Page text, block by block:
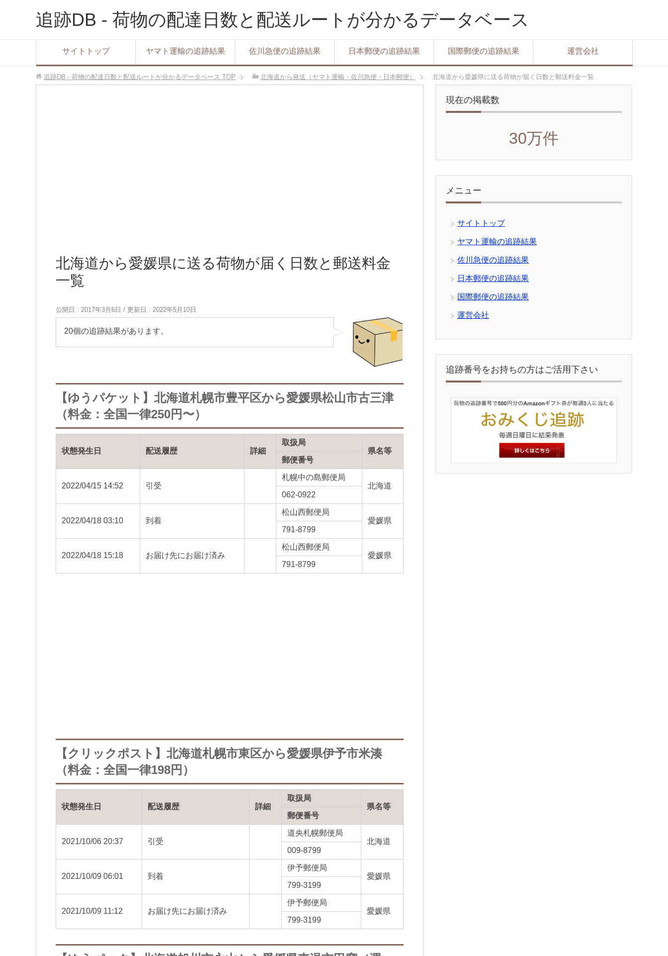
追跡DB - 荷物の配達日数と配送ルートが分かるデータベース
サイトトップ ヤマト運輸の追跡結果 佐川急便の追跡結果 日本郵便の追跡結果 国際郵便の追跡結果 運営会社
追跡DB - 荷物の配達日数と配送ルートが分かるデータベース TOP 北海道から発送（ヤマト運輸・佐川急便・日本郵便） 北海道から愛媛県に送る荷物が届く日数と郵送料金一覧
北海道から愛媛県に送る荷物が届く日数と郵送料金
一覧
公開日 : 2017年3月6日 / 更新日 : 2022年5月10日
20個の追跡結果があります。
【ゆうパケット】北海道札幌市豊平区から愛媛県松山市古三津
（料金：全国一律250円〜）
状態発生日 配送履歴 詳細
取扱局
県名等
郵便番号
2022/04/15 14:52 引受
札幌中の島郵便局
北海道
062-0922
2022/04/18 03:10 到着
松山西郵便局
愛媛県
791-8799
2022/04/18 15:18 お届け先にお届け済み
松山西郵便局
愛媛県
791-8799
【クリックポスト】北海道札幌市東区から愛媛県伊予市米湊
（料金：全国一律198円）
状態発生日 配送履歴 詳細
取扱局
県名等
郵便番号
2021/10/06 20:37 引受
道央札幌郵便局
北海道
009-8799
2021/10/09 06:01 到着
伊予郵便局
愛媛県
799-3199
2021/10/09 11:12 お届け先にお届け済み
伊予郵便局
愛媛県
799-3199
現在の掲載数
30万件
メニュー
サイトトップ
ヤマト運輸の追跡結果
佐川急便の追跡結果
日本郵便の追跡結果
国際郵便の追跡結果
運営会社
追跡番号をお持ちの方はご活用下さい